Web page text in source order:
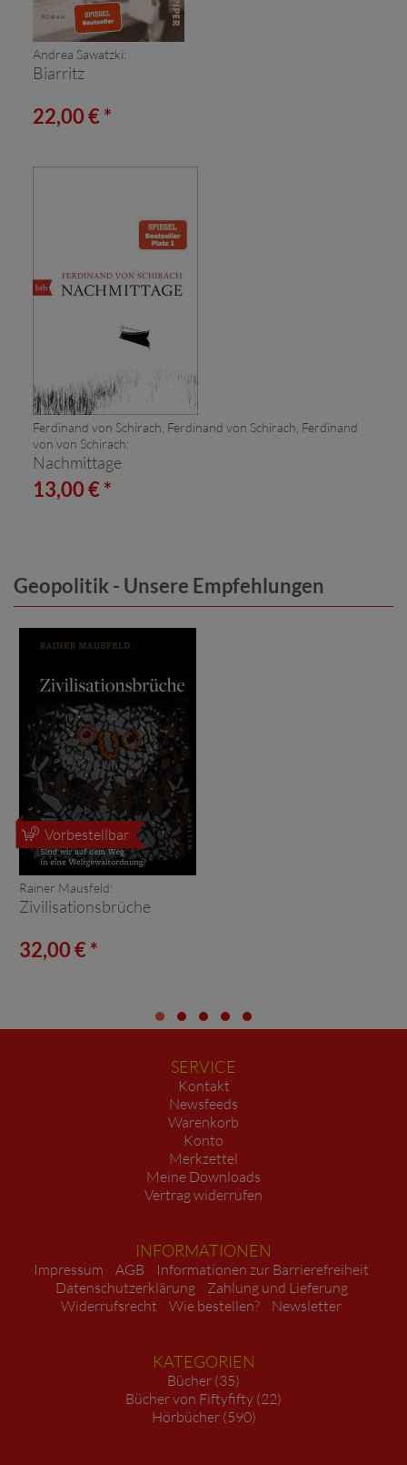
Andrea Sawatzki:
Biarritz
22,00 € *
Ferdinand von Schirach, Ferdinand von Schirach, Ferdinand
von von Schirach:
Nachmittage
13,00 € *
Geopolitik - Unsere Empfehlungen
Vorbestellbar
Rainer Mausfeld:
Zivilisationsbrüche
32,00 € *
SERVICE
Kontakt
Newsfeeds
Warenkorb
Konto
Merkzettel
Meine Downloads
Vertrag widerrufen
INFORMATIONEN
Impressum AGB
Informationen zur Barrierefreiheit
Datenschutzerklärung
Zahlung und Lieferung
Widerrufsrecht
Wie bestellen? Newsletter
KATEGORIEN
Bücher (35)
Bücher von Fiftyfifty (22)
Hörbücher (590)